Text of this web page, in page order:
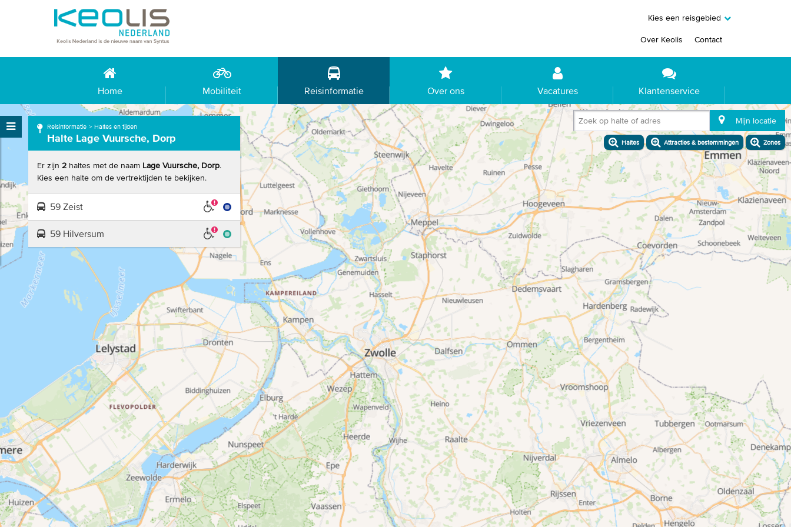
Kies een reisgebied
Over Keolis Contact
Home Mobiliteit Reisinformatie Over ons Vacatures Klantenservice
Zoek op halte of adres Mijn locatie
Haltes Attracties & bestemmingen Zones
Reisinformatie Haltes en tijden
Halte Lage Vuursche, Dorp
Er zijn 2 haltes met de naam Lage Vuursche, Dorp.
Kies een halte om de vertrektijden te bekijken.
59 Zeist
59 Hilversum